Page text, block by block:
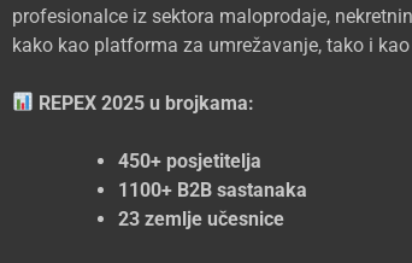
profesionalce iz sektora maloprodaje,
kako kao platforma za umrežavanje, tako i
REPEX 2025 u brojkama:
450+ posjetitelja
1100+ B2B sastanaka
23 zemlje učesnice